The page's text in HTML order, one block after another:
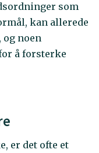
som
kan allerede
noen
å forsterke
er det ofte et